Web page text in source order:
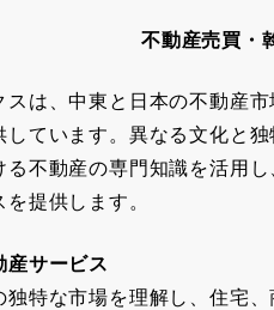
不動産売買・
スは、中東と日本の不動産
しています。異なる文化と
る不動産の専門知識を活用
提供します。
産サービス
独特な市場を理解し、住宅